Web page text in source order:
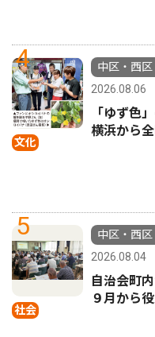
4
文化
中区・西
2026.08.06
「ゆず色
横浜から
5
社会
中区・西
2026.08.04
自治会町
９月から